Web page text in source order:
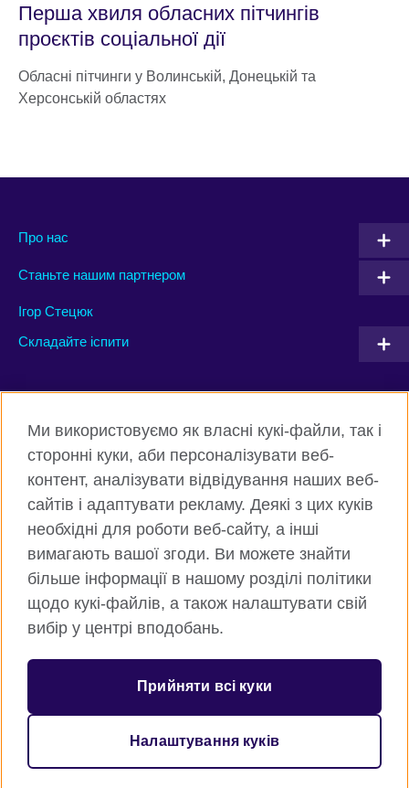
Перша хвиля обласних пітчингів
проєктів соціальної дії
Обласні пітчинги у Волинській, Донецькій та
Херсонській областях
Про нас
Станьте нашим партнером
Ігор Стецюк
Складайте іспити
Connect with us
Facebook Twitter
Instagram Flickr
TikTok YouTube
Всесвітня Британська Рада
Приватність та умови користування
Куки
© 2026 British Council
Ми використовуємо як власні кукі-файли, так і
сторонні куки, аби персоналізувати веб-
контент, аналізувати відвідування наших веб-
сайтів і адаптувати рекламу. Деякі з цих куків
необхідні для роботи веб-сайту, а інші
вимагають вашої згоди. Ви можете знайти
більше інформації в нашому розділі політики
щодо кукі-файлів, а також налаштувати свій
вибір у центрі вподобань.
Прийняти всі куки
Налаштування куків